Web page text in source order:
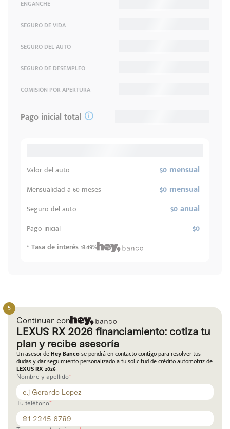
ENGANCHE
SEGURO DE VIDA
SEGURO DEL AUTO
SEGURO DE DESEMPLEO
COMISIÓN POR APERTURA
Pago inicial total
Valor del auto $0 mensual
Mensualidad a 60 meses $0 mensual
Seguro del auto $0 anual
Pago inicial $0
* Tasa de interés 13.49%
Continuar con
LEXUS RX 2026 financiamiento: cotiza tu
plan y recibe asesoría
Un asesor deHey Bancose pondrá en contacto contigo para resolver tus
dudas y dar seguimiento personalizado a tu solicitud de crédito automotriz de
LEXUS RX 2026
Nombre y apellido
Tu teléfono